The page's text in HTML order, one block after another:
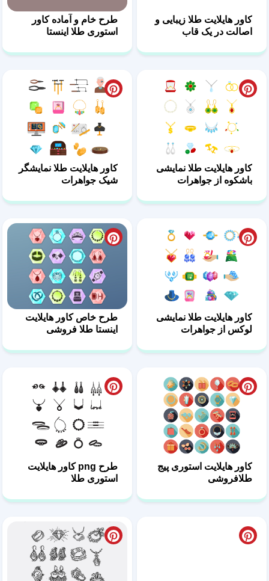
کاور هایلایت طلا زیبایی و
اصالت در یک قاب
طرح خام و آماده کاور
استوری طلا اینستا
کاور هایلایت طلا نمایشی
باشکوه از جواهرات
کاور هایلایت طلا نمایشگر
شیک جواهرات
کاور هایلایت طلا نمایشی
لوکس از جواهرات
طرح خاص کاور هایلایت
اینستا طلا فروشی
کاور هایلایت استوری پیج
طلافروشی
طرح png کاور هایلایت
استوری طلا